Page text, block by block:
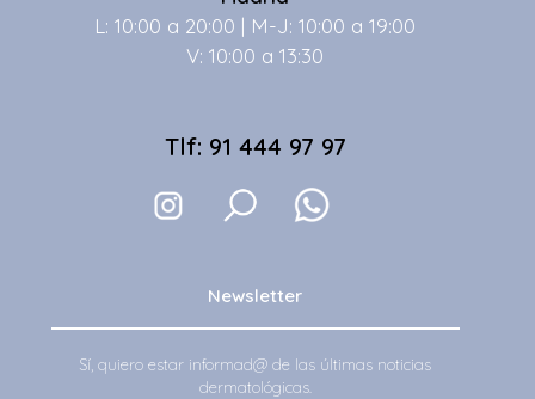
L: 10:00 a 20:00 | M-J: 10:00 a 19:00
V: 10:00 a 13:30
Tlf: 91 444 97 97
Newsletter
Sí, quiero estar informad@ de las últimas noticias
dermatológicas.